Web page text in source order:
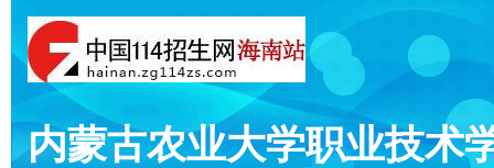
内蒙古农业大学职业技术